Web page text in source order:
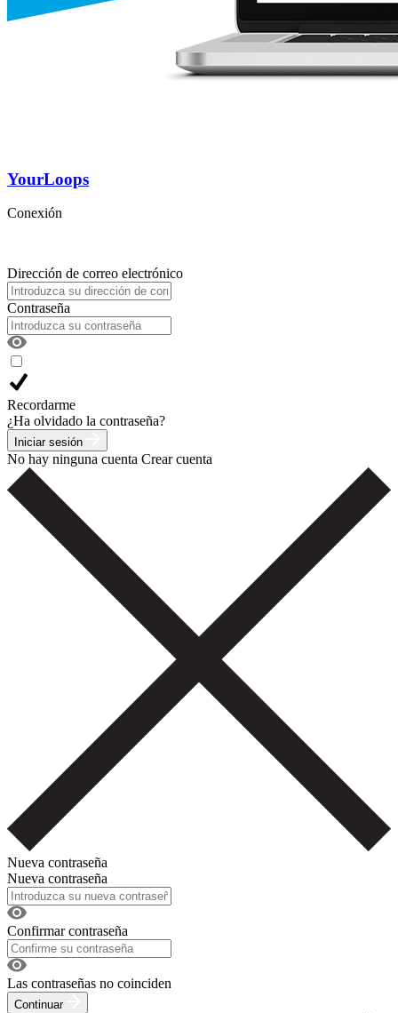
YourLoops
Conexión
Dirección de correo electrónico
Contraseña
Recordarme
¿Ha olvidado la contraseña?
Iniciar sesión
No hay ninguna cuenta Crear cuenta
Nueva contraseña
Nueva contraseña
Confirmar contraseña
Las contraseñas no coinciden
Continuar